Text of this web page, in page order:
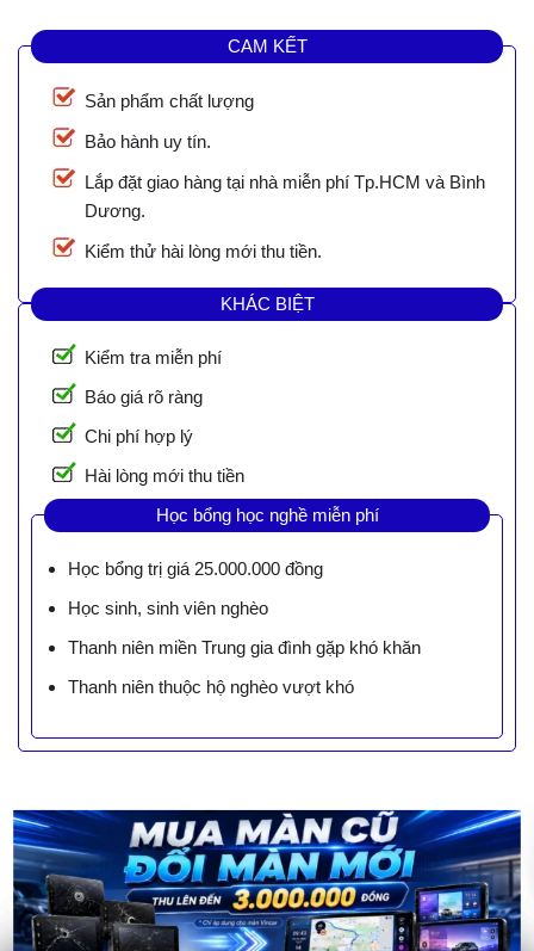
CAM KẾT
Sản phẩm chất lượng
Bảo hành uy tín.
Lắp đặt giao hàng tại nhà miễn phí Tp.HCM và Bình
Dương.
Kiểm thử hài lòng mới thu tiền.
KHÁC BIỆT
Kiểm tra miễn phí
Báo giá rõ ràng
Chi phí hợp lý
Hài lòng mới thu tiền
Học bổng học nghề miễn phí
Học bổng trị giá 25.000.000 đồng
Học sinh, sinh viên nghèo
Thanh niên miền Trung gia đình gặp khó khăn
Thanh niên thuộc hộ nghèo vượt khó